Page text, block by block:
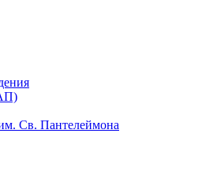
Св. Пантелеймона